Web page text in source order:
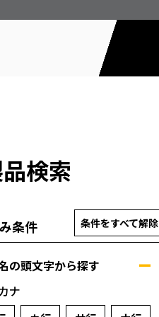
検索
条件 条件をすべて解除
の頭文字から探す
ナ